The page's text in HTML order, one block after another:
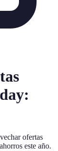
ofertas
este año.